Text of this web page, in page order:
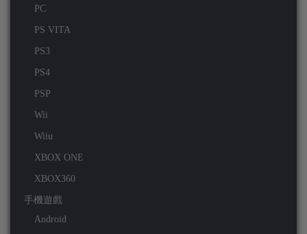
PC
PS VITA
PS3
PS4
PSP
Wii
Wiiu
XBOX ONE
XBOX360
手機遊戲
Android